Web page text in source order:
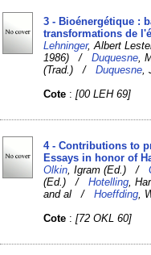
3 - Bioénergétique :
transformations de
Lehninger, Albert
1986) /Duquesne ,
(Trad.) /Duquesne
Cote :[00 LEH 69]
4 - Contributions to
Essays in honor of
Olkin , Igram (Ed.) /
(Ed.) /Hotelling ,
and al /Hoeffding ,
Cote :[72 OKL 60]